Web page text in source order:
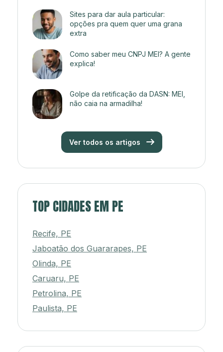
Sites para dar aula particular:
opções pra quem quer uma grana
extra
Como saber meu CNPJ MEI? A gente
explica!
Golpe da retificação da DASN: MEI,
não caia na armadilha!
Ver todos os artigos
TOP CIDADES EM PE
Recife, PE
Jaboatão dos Guararapes, PE
Olinda, PE
Caruaru, PE
Petrolina, PE
Paulista, PE